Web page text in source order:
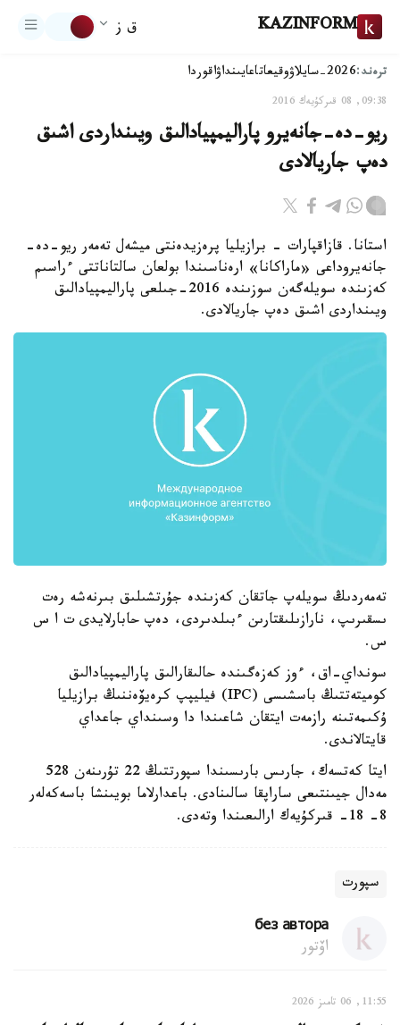
KAZINFORM ق ز
ترەند:2026-سايلاۋ وقيعاتاعايىنداۋاقوردا
09:38, 08 قىركۇيەك 2016
ريو-دە-جانەيرو پاراليمپيادالىق ويىنداردى اشىق
دەپ جاريالادى
استانا. قازاقپارات - برازيليا پرەزيدەنتى ميشەل تەمەر ريو-دە-
جانەيروداعى «ماراكانا» ارەناسىندا بولعان سالتاناتتى ءراسىم
كەزىندە سويلەگەن سوزىندە 2016-جىلعى پاراليمپيادالىق
ويىنداردى اشىق دەپ جاريالادى.
تەمەردىڭ سويلەپ جاتقان كەزىندە جۇرتشىلىق بىرنەشە رەت
ىسقىرىپ، نارازىلىقتارىن ءبىلدىردى، دەپ حابارلايدى ت ا س
س.
سونداي-اق، ءوز كەزەگىندە حالىقارالىق پاراليمپيادالىق
كوميتەتتىڭ باسشىسى (IPC) فيليپپ كرەيۆەننىڭ برازيليا
ۇكىمەتىنە رازمەت ايتقان شاعىندا دا وسىنداي جاعداي
قايتالاندى.
ايتا كەتسەك، جارىس بارىسىندا سپورتتىڭ 22 تۇرىنەن 528
مەدال جيىنتىعى ساراپقا سالىنادى. باعدارلاما بويىنشا باسەكەلەر
8- 18- قىركۇيەك ارالىعىندا وتەدى.
سپورت
без автора
اۆتور
11:55, 06 تامىز 2026